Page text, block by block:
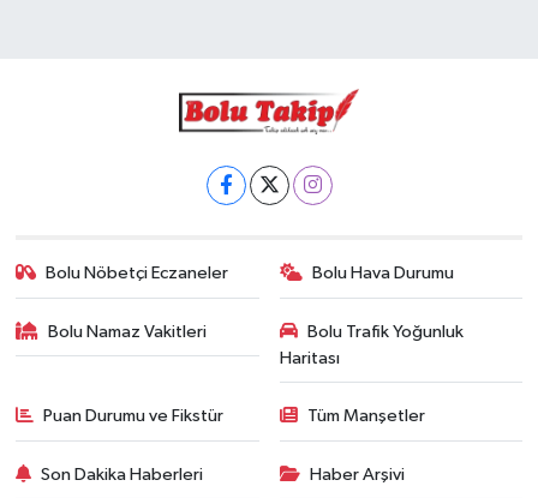
Bolu Nöbetçi Eczaneler Bolu Hava Durumu
Bolu Namaz Vakitleri
Bolu Trafik Yoğunluk
Haritası
Puan Durumu ve Fikstür Tüm Manşetler
Son Dakika Haberleri Haber Arşivi